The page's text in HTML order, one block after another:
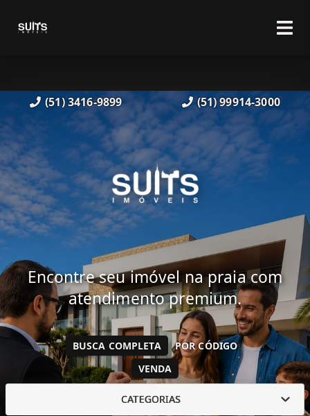
(51) 3416-9899 (51) 99914-3000
Encontre seu imóvel na praia com
atendimento premium.
VENDA
BUSCA COMPLETA POR CÓDIGO
CATEGORIAS